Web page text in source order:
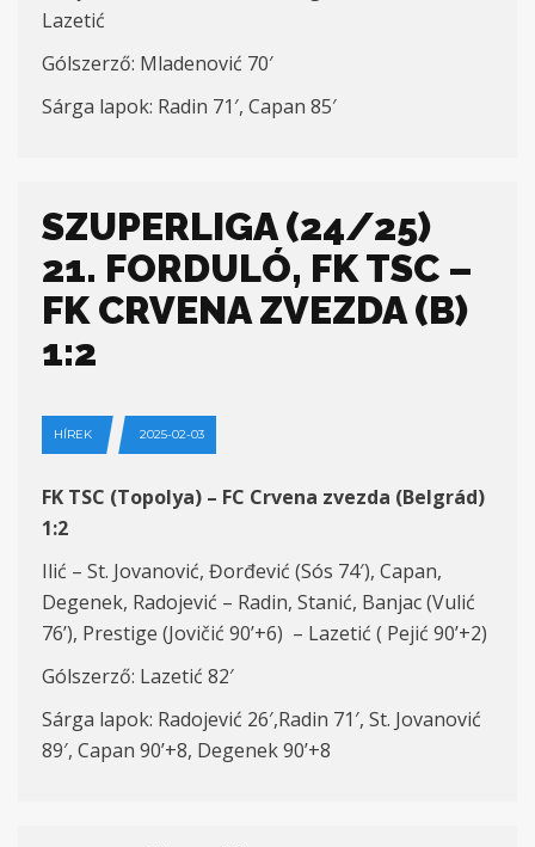
Lazetić
Gólszerző: Mladenović 70′
Sárga lapok: Radin 71′, Capan 85′
SZUPERLIGA (24/25)
21. FORDULÓ, FK TSC –
FK CRVENA ZVEZDA (B)
1:2
HÍREK 2025-02-03
FK TSC (Topolya) – FC Crvena zvezda (Belgrád)
1:2
Ilić – St. Jovanović, Đorđević (Sós 74′), Capan,
Degenek, Radojević – Radin, Stanić, Banjac (Vulić
76’), Prestige (Jovičić 90’+6) – Lazetić ( Pejić 90’+2)
Gólszerző: Lazetić 82′
Sárga lapok: Radojević 26′,Radin 71′, St. Jovanović
89′, Capan 90’+8, Degenek 90’+8